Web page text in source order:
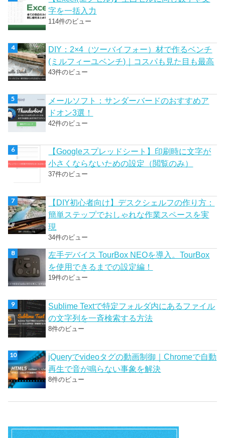
字を一括入力
114件のビュー
DIY：2×4（ツーバイフォー）材で作るベンチ
(ミルフィーユベンチ)｜コスパも見た目も最高
43件のビュー
メールソフト：サンダーバードのおすすめア
ドオン3選！
42件のビュー
【Googleスプレッドシート】印刷時に文字が
小さくならないための設定（閲覧のみ）
37件のビュー
【DIY初心者向け】デスクシェルフの作り方：
簡単ステップでおしゃれな作業スペースを実
現
34件のビュー
左手デバイス TourBox NEOを導入。TourBox
を使用できるまでの設定編！
19件のビュー
Sublime Textで特定フォルダ内にあるファイル
の文字列を一斉検索する方法
8件のビュー
jQueryでvideoタグの動画制御｜Chromeで自動
再生で音が鳴らない事象を解決
8件のビュー